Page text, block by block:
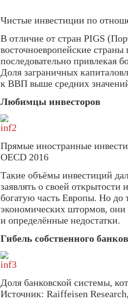
Чистые инвестиции по
В отличие от стран PIGS
восточноевропейские
последовательно привлекая
Доля заграничных
к ВВП выше средних
Любимцы инвесторов
Прямые иностранные
OECD 2016
Такие объёмы инвестиций
заявлять о своей открытости
богатую часть Европы. Но до
экономических штормов, они
и определённые недостатки.
Гибель собственного
Доля банковской системы,
Источник: Raiffeisen